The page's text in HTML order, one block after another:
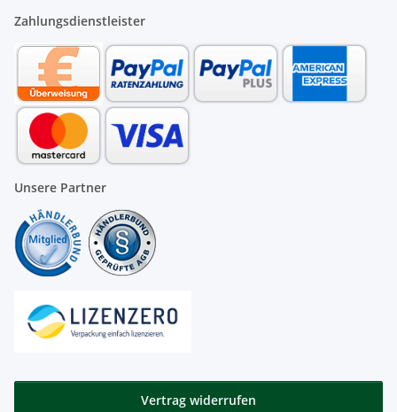
Zahlungsdienstleister
Unsere Partner
Vertrag widerrufen